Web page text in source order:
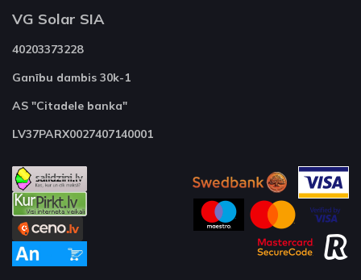
VG Solar SIA
40203373228
Ganību dambis 30k-1
AS "Citadele banka"
LV37PARX0027407140001